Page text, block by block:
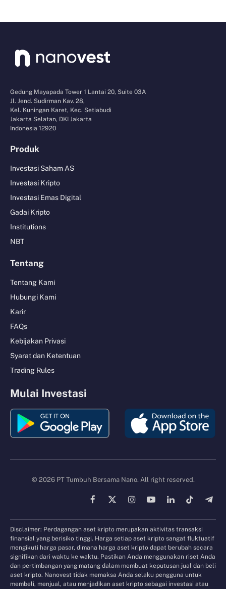
Gedung Mayapada Tower 1 Lantai 20, Suite 03A
Jl. Jend. Sudirman Kav. 28,
Kel. Kuningan Karet, Kec. Setiabudi
Jakarta Selatan, DKI Jakarta
Indonesia 12920
Produk
Investasi Saham AS
Investasi Kripto
Investasi Emas Digital
Gadai Kripto
Institutions
NBT
Tentang
Tentang Kami
Hubungi Kami
Karir
FAQs
Kebijakan Privasi
Syarat dan Ketentuan
Trading Rules
Mulai Investasi
© 2026 PT Tumbuh Bersama Nano. All right reserved.
Facebook
X
InstagramYouTubeLinkedInTikTok
Disclaimer: Perdagangan aset kripto merupakan aktivitas transaksi
finansial yang berisiko tinggi. Harga setiap aset kripto sangat fluktuatif
mengikuti harga pasar, dimana harga aset kripto dapat berubah secara
signifikan dari waktu ke waktu. Pastikan Anda menggunakan riset Anda
dan pertimbangan yang matang dalam membuat keputusan jual dan beli
aset kripto. Nanovest tidak memaksa Anda selaku pengguna untuk
membeli, menjual, atau menjadikan aset kripto sebagai investasi atau